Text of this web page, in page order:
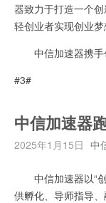
器致力于打造一个
轻创业者实现创业梦
中信加速器携手
#3#
中信加速器
2025年1月15日 中
中信加速器以“创
供孵化、导师指导、